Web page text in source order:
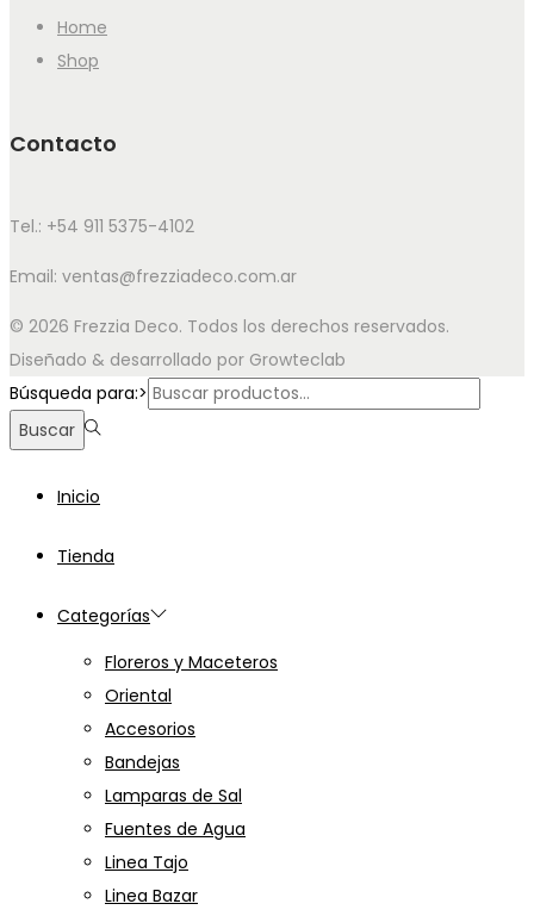
Home
Shop
Contacto
Tel.: +54 911 5375-4102
Email: ventas@frezziadeco.com.ar
© 2026 Frezzia Deco. Todos los derechos reservados.
Diseñado & desarrollado por Growteclab
Búsqueda para:>
Buscar
Inicio
Tienda
Categorías
Floreros y Maceteros
Oriental
Accesorios
Bandejas
Lamparas de Sal
Fuentes de Agua
Linea Tajo
Linea Bazar